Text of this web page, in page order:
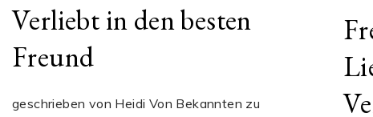
Verliebt in den besten
Freund
geschrieben von Heidi Von Bekannten zu